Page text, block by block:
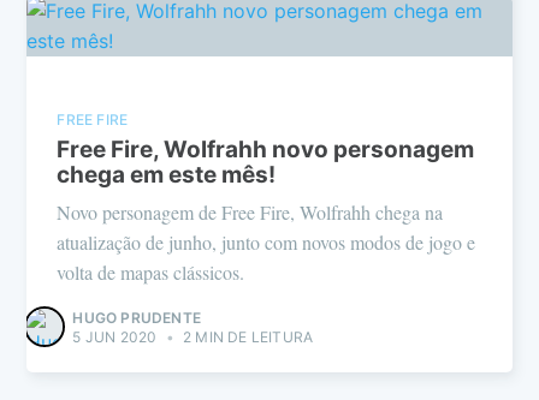
FREE FIRE
Free Fire, Wolfrahh novo personagem
chega em este mês!
Novo personagem de Free Fire, Wolfrahh chega na
atualização de junho, junto com novos modos de jogo e
volta de mapas clássicos.
HUGO PRUDENTE
5 JUN 2020
• 2 MIN DE LEITURA